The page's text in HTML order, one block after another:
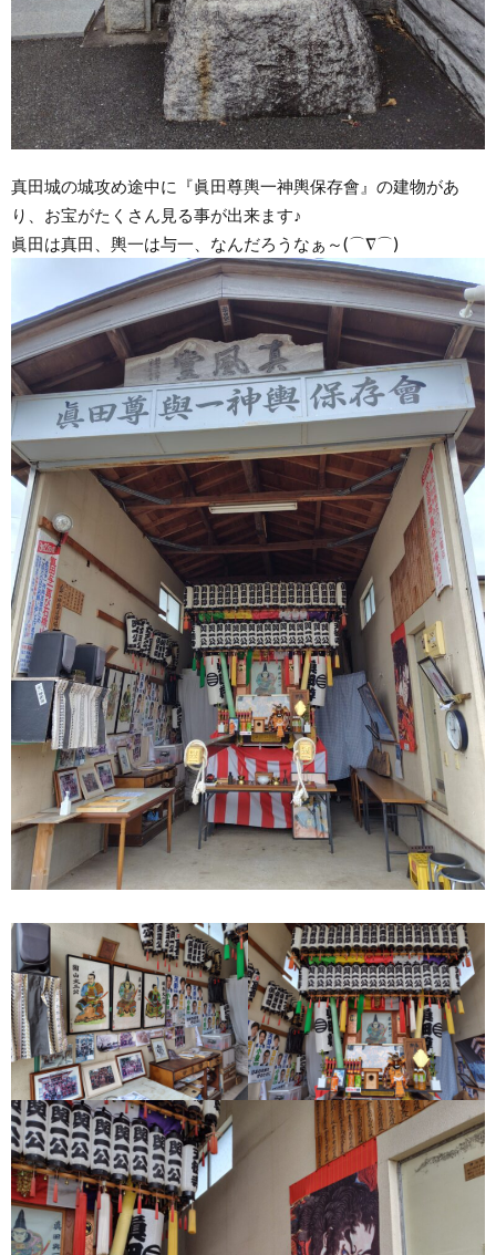
真田城の城攻め途中に『眞田尊輿一神輿保存會』の建物があ
り、お宝がたくさん見る事が出来ます♪
眞田は真田、輿一は与一、なんだろうなぁ～(⌒∇⌒)